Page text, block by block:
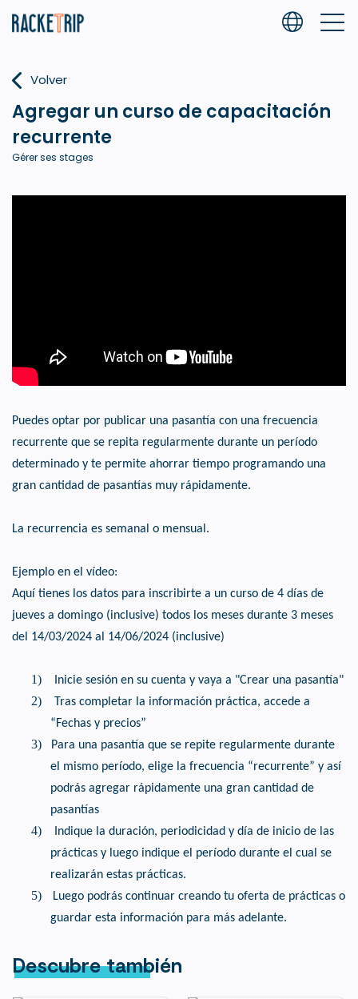
Volver
Agregar un curso de capacitación
recurrente
Gérer ses stages
Puedes optar por publicar una pasantía con una frecuencia
recurrente que se repita regularmente durante un período
determinado y te permite ahorrar tiempo programando una
gran cantidad de pasantías muy rápidamente.
La recurrencia es semanal o mensual.
Ejemplo en el vídeo:
Aquí tienes los datos para inscribirte a un curso de 4 días de
jueves a domingo (inclusive) todos los meses durante 3 meses
del 14/03/2024 al 14/06/2024 (inclusive)
1) Inicie sesión en su cuenta y vaya a "Crear una pasantía"
2)
Tras completar la información práctica, accede a
“Fechas y precios”
3)
Para una pasantía que se repite regularmente durante
el mismo período, elige la frecuencia “recurrente” y así
podrás agregar rápidamente una gran cantidad de
pasantías
4)
Indique la duración, periodicidad y día de inicio de las
prácticas y luego indique el período durante el cual se
realizarán estas prácticas.
5)
Luego podrás continuar creando tu oferta de prácticas o
guardar esta información para más adelante.
Descubre también